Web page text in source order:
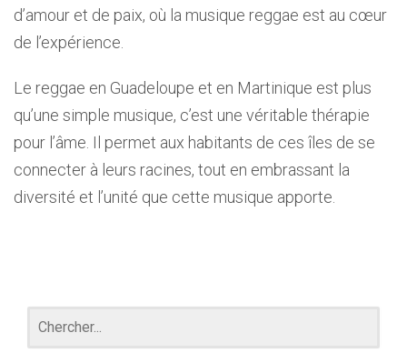
d’amour et de paix, où la musique reggae est au cœur
de l’expérience.
Le reggae en Guadeloupe et en Martinique est plus
qu’une simple musique, c’est une véritable thérapie
pour l’âme. Il permet aux habitants de ces îles de se
connecter à leurs racines, tout en embrassant la
diversité et l’unité que cette musique apporte.